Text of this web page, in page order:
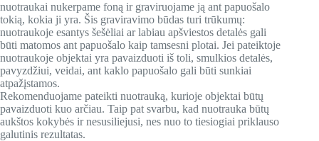
nuotraukai nukerpame foną ir graviruojame ją ant papuošalo
tokią, kokia ji yra. Šis graviravimo būdas turi trūkumų:
nuotraukoje esantys šešėliai ar labiau apšviestos detalės gali
būti matomos ant papuošalo kaip tamsesni plotai. Jei pateiktoje
nuotraukoje objektai yra pavaizduoti iš toli, smulkios detalės,
pavyzdžiui, veidai, ant kaklo papuošalo gali būti sunkiai
atpažįstamos.
Rekomenduojame pateikti nuotrauką, kurioje objektai būtų
pavaizduoti kuo arčiau. Taip pat svarbu, kad nuotrauka būtų
aukštos kokybės ir nesusiliejusi, nes nuo to tiesiogiai priklauso
galutinis rezultatas.